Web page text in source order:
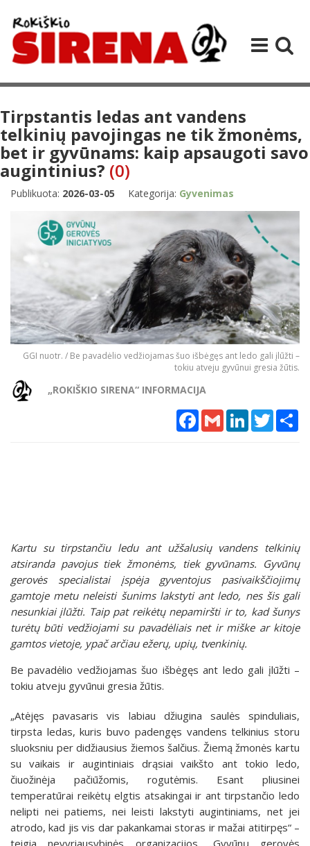
Tirpstantis ledas ant vandens
telkinių pavojingas ne tik žmonėms,
bet ir gyvūnams: kaip apsaugoti savo
augintinius? (0)
Publikuota: 2026-03-05 Kategorija: Gyvenimas
GGI nuotr. / Be pavadėlio vedžiojamas šuo išbėgęs ant ledo gali įlūžti –
tokiu atveju gyvūnui gresia žūtis.
„ROKIŠKIO SIRENA“ INFORMACIJA
Facebook
Gmail LinkedInTwitter
Kartu su tirpstančiu ledu ant užšalusių vandens telkinių
atsiranda pavojus tiek žmonėms, tiek gyvūnams. Gyvūnų
gerovės specialistai įspėja gyventojus pasivaikščiojimų
gamtoje metu neleisti šunims lakstyti ant ledo, nes šis gali
nesunkiai įlūžti. Taip pat reikėtų nepamiršti ir to, kad šunys
turėtų būti vedžiojami su pavadėliais net ir miške ar kitoje
gamtos vietoje, ypač arčiau ežerų, upių, tvenkinių.
Be pavadėlio vedžiojamas šuo išbėgęs ant ledo gali įlūžti –
tokiu atveju gyvūnui gresia žūtis.
„Atėjęs pavasaris vis labiau džiugina saulės spinduliais,
tirpsta ledas, kuris buvo padengęs vandens telkinius storu
sluoksniu per didžiausius žiemos šalčius. Žiemą žmonės kartu
su vaikais ir augintiniais drąsiai vaikšto ant tokio ledo,
čiuožinėja pačiūžomis, rogutėmis. Esant pliusinei
temperatūrai reikėtų elgtis atsakingai ir ant tirpstančio ledo
nelipti nei patiems, nei leisti lakstyti augintiniams, net jei
atrodo, kad jis vis dar pakankamai storas ir mažai atitirpęs“ –
teigia nevyriausybinės organizacijos „Gyvūnų gerovės